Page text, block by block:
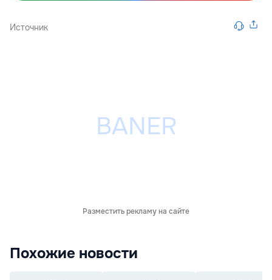
Источник
Разместить рекламу на сайте
Похожие новости